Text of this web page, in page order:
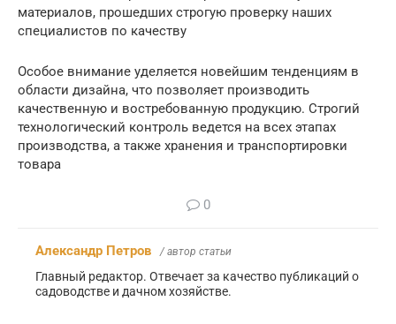
материалов, прошедших строгую проверку наших
специалистов по качеству
Особое внимание уделяется новейшим тенденциям в
области дизайна, что позволяет производить
качественную и востребованную продукцию. Строгий
технологический контроль ведется на всех этапах
производства, а также хранения и транспортировки
товара
0
Александр Петров / автор статьи
Главный редактор. Отвечает за качество публикаций о
садоводстве и дачном хозяйстве.